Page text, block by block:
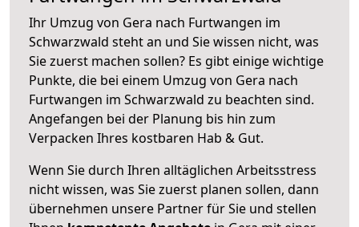
Ihr Umzug von Gera nach Furtwangen im
Schwarzwald steht an und Sie wissen nicht, was
Sie zuerst machen sollen? Es gibt einige wichtige
Punkte, die bei einem Umzug von Gera nach
Furtwangen im Schwarzwald zu beachten sind.
Angefangen bei der Planung bis hin zum
Verpacken Ihres kostbaren Hab & Gut.
Wenn Sie durch Ihren alltäglichen Arbeitsstress
nicht wissen, was Sie zuerst planen sollen, dann
übernehmen unsere Partner für Sie und stellen